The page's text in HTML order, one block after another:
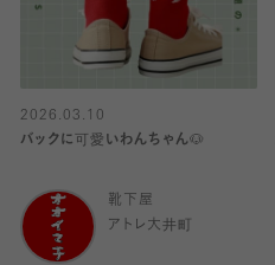
2026.03.10
バックに可愛いわんちゃん🐶
靴下屋
アトレ大井町